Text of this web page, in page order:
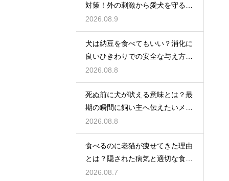
対策！外の刺激から愛犬を守る環
境作り
2026.08.9
犬は納豆を食べてもいい？消化に
良いひきわりでの安全な与え方を
解説
2026.08.8
死ぬ前に犬が吠える意味とは？最
期の瞬間に飼い主へ伝えたいメッ
セージ
2026.08.8
食べるのに老猫が痩せてきた理由
とは？隠された病気と適切な食事
ケア
2026.08.7